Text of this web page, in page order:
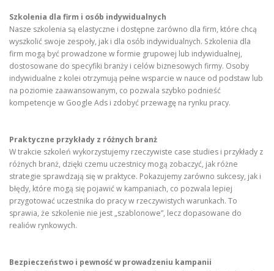
Szkolenia dla firm i osób indywidualnych
Nasze szkolenia są elastyczne i dostępne zarówno dla firm, które chcą
wyszkolić swoje zespoły, jak i dla osób indywidualnych. Szkolenia dla
firm mogą być prowadzone w formie grupowej lub indywidualnej,
dostosowane do specyfiki branży i celów biznesowych firmy. Osoby
indywidualne z kolei otrzymują pełne wsparcie w nauce od podstaw lub
na poziomie zaawansowanym, co pozwala szybko podnieść
kompetencje w Google Ads i zdobyć przewagę na rynku pracy.
Praktyczne przykłady z różnych branż
W trakcie szkoleń wykorzystujemy rzeczywiste case studies i przykłady z
różnych branż, dzięki czemu uczestnicy mogą zobaczyć, jak różne
strategie sprawdzają się w praktyce. Pokazujemy zarówno sukcesy, jak i
błędy, które mogą się pojawić w kampaniach, co pozwala lepiej
przygotować uczestnika do pracy w rzeczywistych warunkach. To
sprawia, że szkolenie nie jest „szablonowe”, lecz dopasowane do
realiów rynkowych.
Bezpieczeństwo i pewność w prowadzeniu kampanii